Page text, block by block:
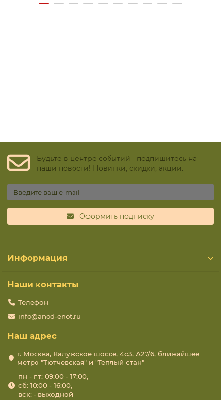
Будьте в центре событий - подпишитесь на
наши новости! Новинки, скидки, акции.
Оформить подписку
Информация
Наши контакты
Телефон
info@anod-enot.ru
Наш адрес
г. Москва, Калужское шоссе, 4с3, А27/6, ближайшее
метро "Тютчевская" и "Теплый стан"
пн - пт: 09:00 - 17:00,
сб: 10:00 - 16:00,
вск: - выходной